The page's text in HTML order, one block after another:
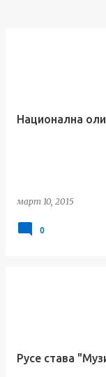
Национална
март 10, 2015
0
Русе става